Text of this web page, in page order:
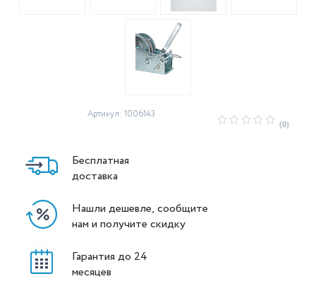
Артикул: 1006143
(0)
Бесплатная
доставка
Нашли дешевле, сообщите
нам и получите скидку
Гарантия до 24
месяцев